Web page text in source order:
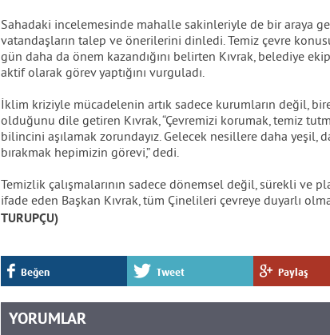
Sahadaki incelemesinde mahalle sakinleriyle de bir araya
vatandaşların talep ve önerilerini dinledi. Temiz çevre
gün daha da önem kazandığını belirten Kıvrak, belediye
aktif olarak görev yaptığını vurguladı.
İklim kriziyle mücadelenin artık sadece kurumların değil,
olduğunu dile getiren Kıvrak, “Çevremizi korumak, temiz
bilincini aşılamak zorundayız. Gelecek nesillere daha yeşil,
bırakmak hepimizin görevi,” dedi.
Temizlik çalışmalarının sadece dönemsel değil, sürekli ve
ifade eden Başkan Kıvrak, tüm Çinelileri çevreye duyarlı
TURUPÇU)
Beğen Tweet Paylaş
YORUMLAR